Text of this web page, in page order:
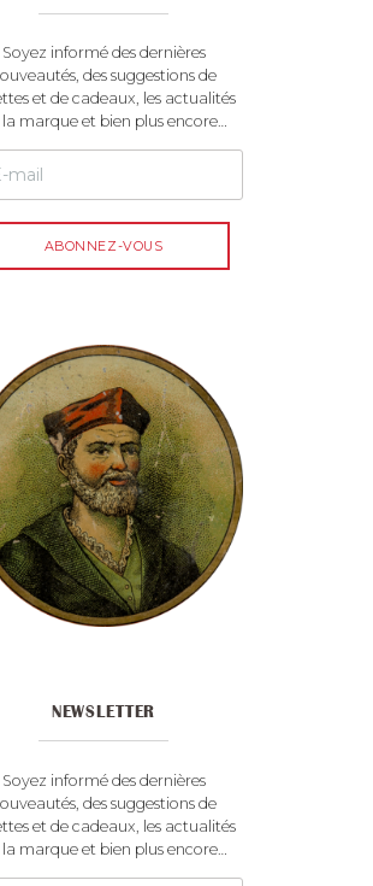
Soyez informé des dernières
des suggestions de
et de cadeaux, les actualités
la marque et bien plus encore…
NEWSLETTER
Soyez informé des dernières
des suggestions de
et de cadeaux, les actualités
marque et bien plus encore…